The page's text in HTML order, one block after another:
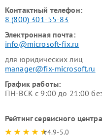
Контактный телефон:
8 (800) 301-55-83
Электронная почта:
info@microsoft-fix.ru
для юридических лиц
manager@fix-microsoft.ru
График работы:
ПН-ВСК с 9:00 до 21:00
Рейтинг сервисного центра
4.9-5.0